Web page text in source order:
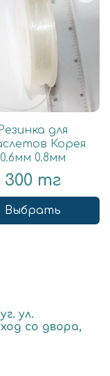
для
Корея
0.6мм 0.8мм
300 тг
Выбрать
ул.
со двора,